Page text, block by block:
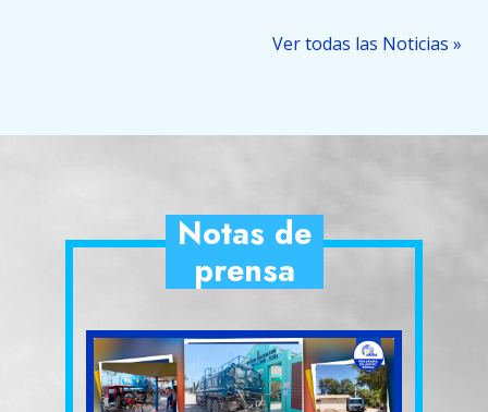
Ver todas las Noticias »
Notas de
prensa